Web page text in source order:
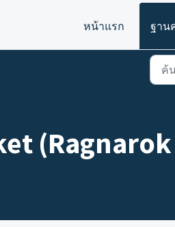
หน้าแรก
ฐาน
(Ragnarok